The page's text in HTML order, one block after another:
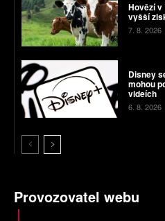
Hovězí v
vyšší
7. 8. 2026
Disney
mohou
videích
6. 8. 2026
Provozovatel webu